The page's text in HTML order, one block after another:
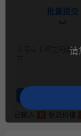
请
批量提交
卡号与卡密之间请
已输入 张总价值